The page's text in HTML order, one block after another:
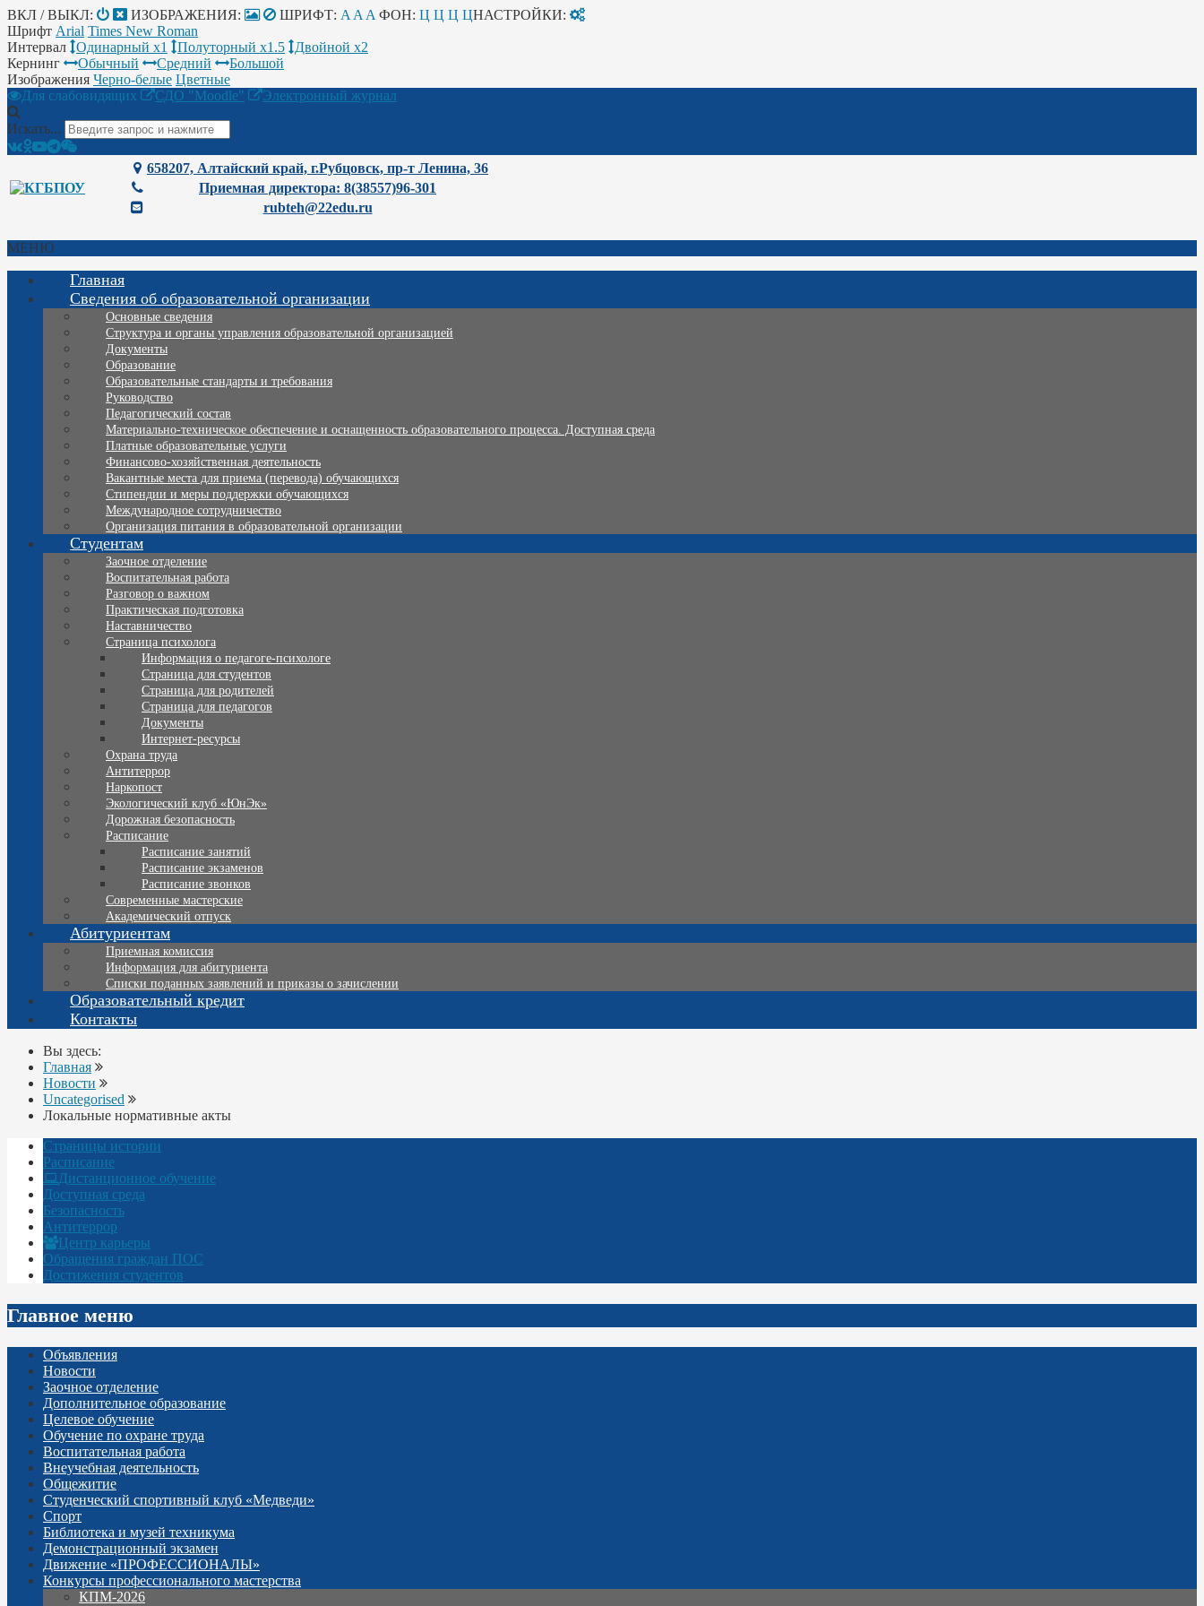
ВКЛ / ВЫКЛ: ИЗОБРАЖЕНИЯ: ШРИФТ: A A A ФОН: Ц Ц Ц ЦНАСТРОЙКИ:
Шрифт Arial Times New Roman
Интервал
Одинарный х1 Полуторный х1.5
Двойной х2
Кернинг
Обычный Средний
Большой
Изображения Черно-белые Цветные
Для слабовидящих
СДО "Moodle" Электронный журнал
Искать...
658207, Алтайский край, г.Рубцовск, пр-т Ленина, 36
Приемная директора: 8(38557)96-301
rubteh@22edu.ru
МЕНЮ
Главная
Сведения об образовательной организации
Основные сведения
Структура и органы управления образовательной организацией
Документы
Образование
Образовательные стандарты и требования
Руководство
Педагогический состав
Материально-техническое обеспечение и оснащенность образовательного процесса. Доступная среда
Платные образовательные услуги
Финансово-хозяйственная деятельность
Вакантные места для приема (перевода) обучающихся
Стипендии и меры поддержки обучающихся
Международное сотрудничество
Организация питания в образовательной организации
Студентам
Заочное отделение
Воспитательная работа
Разговор о важном
Практическая подготовка
Наставничество
Страница психолога
Информация о педагоге-психологе
Страница для студентов
Страница для родителей
Страница для педагогов
Документы
Интернет-ресурсы
Охрана труда
Антитеррор
Наркопост
Экологический клуб «ЮнЭк»
Дорожная безопасность
Расписание
Расписание занятий
Расписание экзаменов
Расписание звонков
Современные мастерские
Академический отпуск
Абитуриентам
Приемная комиссия
Информация для абитуриента
Списки поданных заявлений и приказы о зачислении
Образовательный кредит
Контакты
Вы здесь:
Главная
Новости
Uncategorised
Локальные нормативные акты
Страницы истории
Расписание
Дистанционное обучение
Доступная среда
Безопасность
Антитеррор
Центр карьеры
Обращения граждан ПОС
Достижения студентов
Главное меню
Объявления
Новости
Заочное отделение
Дополнительное образование
Целевое обучение
Обучение по охране труда
Воспитательная работа
Внеучебная деятельность
Общежитие
Студенческий спортивный клуб «Медведи»
Спорт
Библиотека и музей техникума
Демонстрационный экзамен
Движение «ПРОФЕССИОНАЛЫ»
Конкурсы профессионального мастерства
КПМ-2026